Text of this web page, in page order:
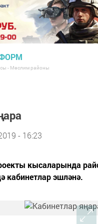
- Мөслим районы
- 16:23
кысаларында
кабинетлар эшләнә.